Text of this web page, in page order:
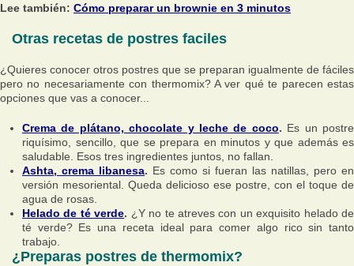
Lee también: Cómo preparar un brownie en 3 minutos
Otras recetas de postres faciles
¿Quieres conocer otros postres que se preparan igualmente de fáciles
pero no necesariamente con thermomix? A ver qué te parecen estas
opciones que vas a conocer...
Crema de plátano, chocolate y leche de coco. Es un postre
riquísimo, sencillo, que se prepara en minutos y que además es
saludable. Esos tres ingredientes juntos, no fallan.
Ashta, crema libanesa. Es como si fueran las natillas, pero en
versión mesoriental. Queda delicioso ese postre, con el toque de
agua de rosas.
Helado de té verde. ¿Y no te atreves con un exquisito helado de
té verde? Es una receta ideal para comer algo rico sin tanto
trabajo.
¿Preparas postres de thermomix?